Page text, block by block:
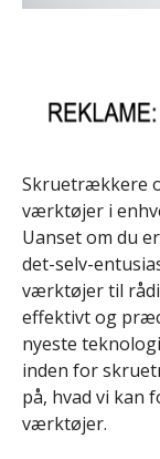
Skruetrækkere
værktøjer i
Uanset om du
det-selv-
værktøjer til
effektivt og
nyeste
inden for
på, hvad vi kan
værktøjer.